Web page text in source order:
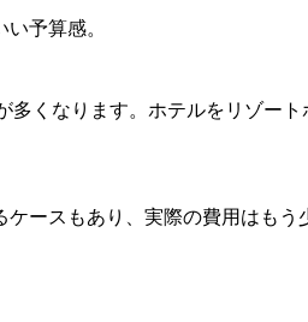
予算感。
くなります。ホテルをリゾー
ースもあり、実際の費用はもう